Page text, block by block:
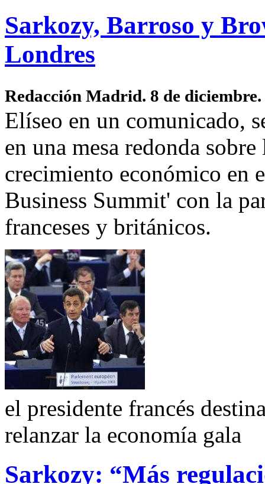
Sarkozy, Barroso y
Londres
Redacción Madrid. 8 de diciembre.
Elíseo en un comunicado,
en una mesa redonda
crecimiento económico en
Business Summit' con la
franceses y británicos.
el presidente francés
relanzar la economía gala
Sarkozy: “Más